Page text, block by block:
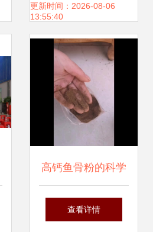
鹅鸽处理更简便
更新时间：2026-08-06
13:55:40
高钙鱼骨粉的科学
喂养指南 助力家禽
查看详情